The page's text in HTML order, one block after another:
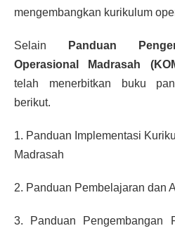
mengembangkan kurikulum
Selain
Panduan
Operasional Madrasah
telah menerbitkan buku
berikut.
1. Panduan Implementasi
Madrasah
2. Panduan Pembelajaran dan
3. Panduan Pengembangan